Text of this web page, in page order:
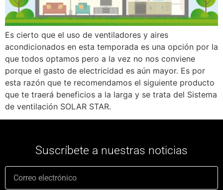
Es cierto que el uso de ventiladores y aires
acondicionados en esta temporada es una opción por la
que todos optamos pero a la vez no nos conviene
porque el gasto de electricidad es aún mayor. Es por
esta razón que te recomendamos el siguiente producto
que te traerá beneficios a la larga y se trata del Sistema
de ventilación SOLAR STAR.
Suscríbete a nuestras noticias